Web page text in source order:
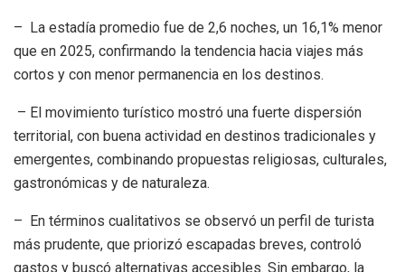
– La estadía promedio fue de 2,6 noches, un 16,1% menor
que en 2025, confirmando la tendencia hacia viajes más
cortos y con menor permanencia en los destinos.
– El movimiento turístico mostró una fuerte dispersión
territorial, con buena actividad en destinos tradicionales y
emergentes, combinando propuestas religiosas, culturales,
gastronómicas y de naturaleza.
– En términos cualitativos se observó un perfil de turista
más prudente, que priorizó escapadas breves, controló
gastos y buscó alternativas accesibles. Sin embargo, la